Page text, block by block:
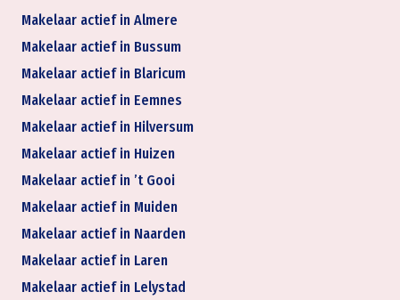
Makelaar actief in Almere
Makelaar actief in Bussum
Makelaar actief in Blaricum
Makelaar actief in Eemnes
Makelaar actief in Hilversum
Makelaar actief in Huizen
Makelaar actief in ’t Gooi
Makelaar actief in Muiden
Makelaar actief in Naarden
Makelaar actief in Laren
Makelaar actief in Lelystad